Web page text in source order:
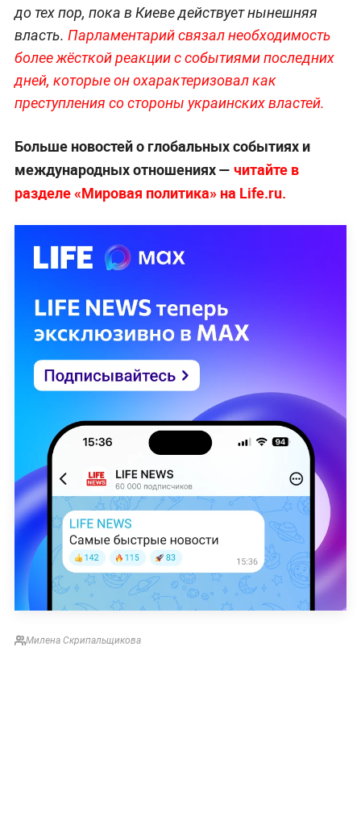
до тех пор, пока в Киеве действует нынешняя
власть. Парламентарий связал необходимость
более жёсткой реакции с событиями последних
дней, которые он охарактеризовал как
преступления со стороны украинских властей.
Больше новостей о глобальных событиях и
международных отношениях — читайте в
разделе «Мировая политика» на Life.ru.
Милена Скрипальщикова